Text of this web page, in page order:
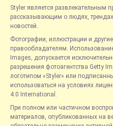
Styler является развлекательным
рассказывающим о людях, трендах
новостей.
Фотографии, иллюстрации и
правообладателям.
Images, допускается
разрешения фотоагентства Getty
логотипом «Styler» или
использоваться на условиях
4.0 International.
При полном или частичном
материалов, опубликованных на